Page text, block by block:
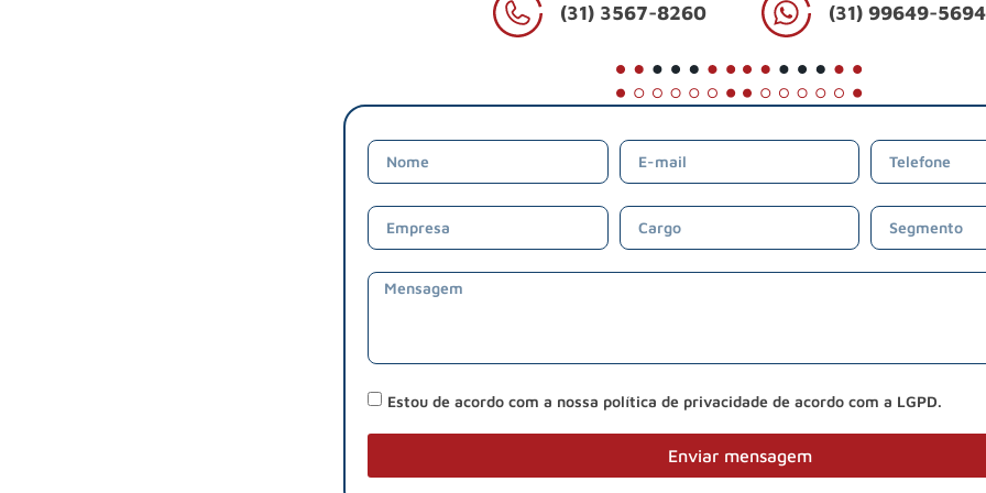
(31) 3567-8260 (31) 99649-5694
Estou de acordo com a nossa política de privacidade de acordo com a LGPD.
Enviar mensagem